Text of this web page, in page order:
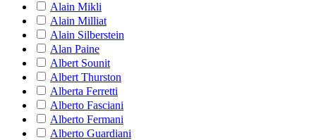
Alain Mikli
Alain Milliat
Alain Silberstein
Alan Paine
Albert Sounit
Albert Thurston
Alberta Ferretti
Alberto Fasciani
Alberto Fermani
Alberto Guardiani